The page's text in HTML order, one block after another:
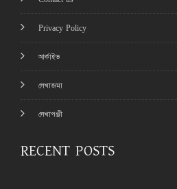
Privacy Policy
আর্কাইভ
লেখাজমা
লেখাপঞ্জী
RECENT POSTS